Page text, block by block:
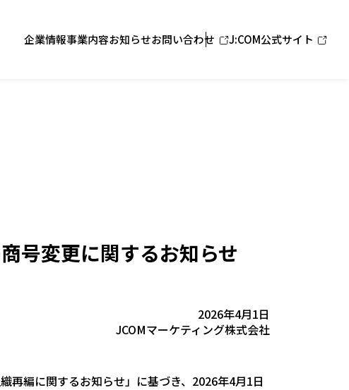
企業情報事業内容お知らせお問い合わせ J:COM公式サイト
号変更に関するお知らせ
2026年4月1日
JCOMマーケティング株式会社
再編に関するお知らせ」に基づき、2026年4月1日